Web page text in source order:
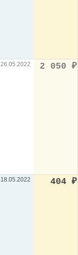
26.05.2022 2 050 ₽
18.05.2022 404 ₽